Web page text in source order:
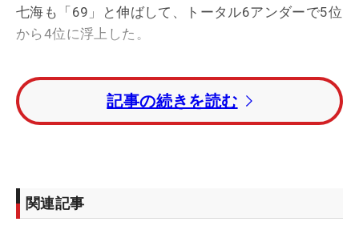
七海も「69」と伸ばして、トータル6アンダーで5位
から4位に浮上した。
スタートホールの1番から3連続バーディで飛び出し
た七海は2打あった姉との差をひっくり返し、一時
は逆にリードする場面も。実績と経験では2022年
あるが、「6番のティでボードを見たら、優奈に勝
っていた。“おっ！”と思い、そこでまためちゃスイ
記事の続きを読む
関連記事